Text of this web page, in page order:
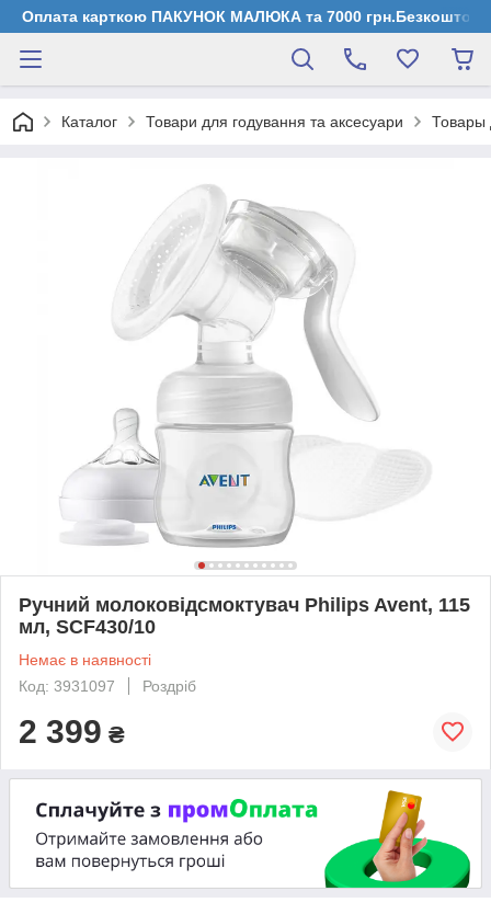
Оплата карткою ПАКУНОК МАЛЮКА та 7000 грн.Безкоштовна
Каталог Товари для годування та аксесуари Товары
Ручний молоковідсмоктувач Philips Avent, 115
мл, SCF430/10
Немає в наявності
Код: 3931097
Роздріб
2 399 ₴